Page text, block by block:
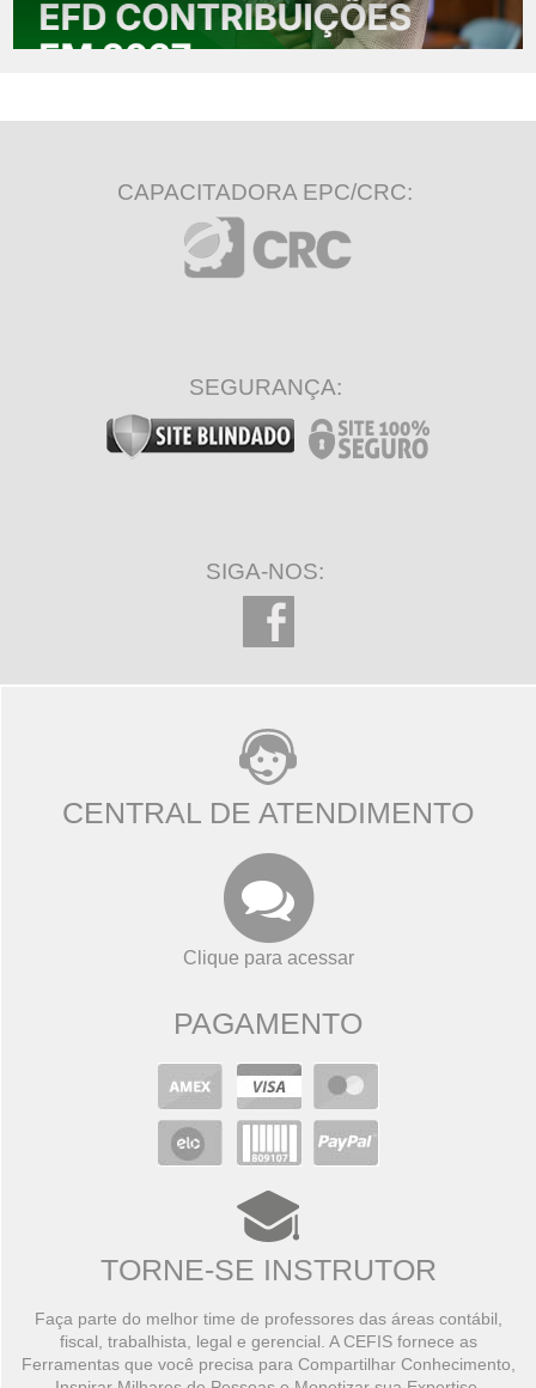
CAPACITADORA EPC/CRC:
SEGURANÇA:
SIGA-NOS:
CENTRAL DE ATENDIMENTO
Clique para acessar
PAGAMENTO
TORNE-SE INSTRUTOR
Faça parte do melhor time de professores das áreas contábil,
fiscal, trabalhista, legal e gerencial. A CEFIS fornece as
Ferramentas que você precisa para Compartilhar Conhecimento,